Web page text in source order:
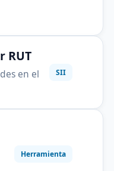
RUT
en el
SII
Herramienta